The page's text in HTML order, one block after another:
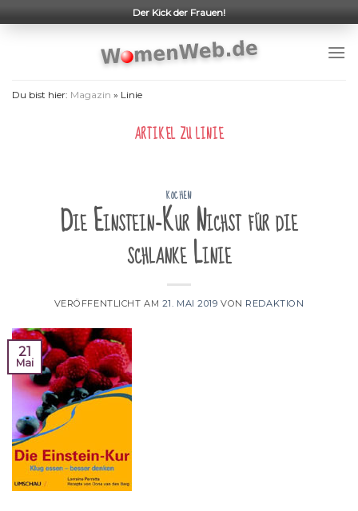
to
Der Kick der Frauen!
Du bist hier: Magazin » Linie
ARTIKEL ZULINIE
KOCHEN
Die Einstein-Kur Nichst für die
schlanke Linie
VERÖFFENTLICHT AM 21. MAI 2019 VON REDAKTION
21
Mai